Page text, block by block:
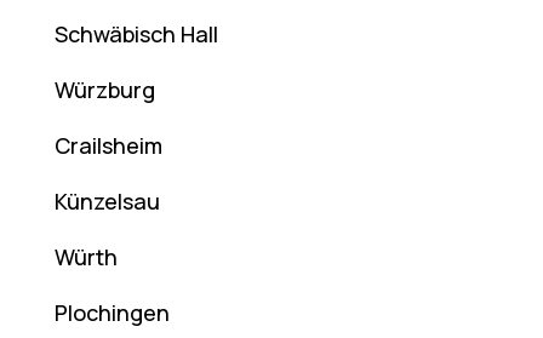
Schwäbisch Hall
Würzburg
Crailsheim
Künzelsau
Würth
Plochingen